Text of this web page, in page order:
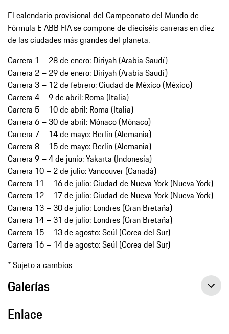
El calendario provisional del Campeonato del Mundo de
Fórmula E ABB FIA se compone de dieciséis carreras en diez
de las ciudades más grandes del planeta.
Carrera 1 – 28 de enero: Diriyah (Arabia Saudí)
Carrera 2 – 29 de enero: Diriyah (Arabia Saudí)
Carrera 3 – 12 de febrero: Ciudad de México (México)
Carrera 4 – 9 de abril: Roma (Italia)
Carrera 5 – 10 de abril: Roma (Italia)
Carrera 6 – 30 de abril: Mónaco (Mónaco)
Carrera 7 – 14 de mayo: Berlín (Alemania)
Carrera 8 – 15 de mayo: Berlín (Alemania)
Carrera 9 – 4 de junio: Yakarta (Indonesia)
Carrera 10 – 2 de julio: Vancouver (Canadá)
Carrera 11 – 16 de julio: Ciudad de Nueva York (Nueva York)
Carrera 12 – 17 de julio: Ciudad de Nueva York (Nueva York)
Carrera 13 – 30 de julio: Londres (Gran Bretaña)
Carrera 14 – 31 de julio: Londres (Gran Bretaña)
Carrera 15 – 13 de agosto: Seúl (Corea del Sur)
Carrera 16 – 14 de agosto: Seúl (Corea del Sur)
* Sujeto a cambios
Galerías
Enlace